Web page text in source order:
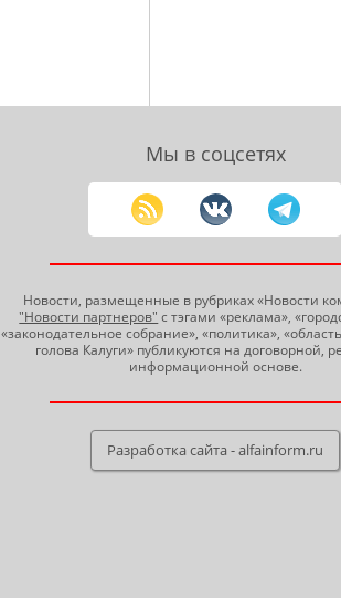
Мы в соцсетях
Новости, размещенные в рубриках «Новости
"Новости партнеров" с тэгами «реклама»,
«законодательное собрание», «политика»,
голова Калуги» публикуются на договорной,
информационной основе.
Разработка сайта - alfainform.ru